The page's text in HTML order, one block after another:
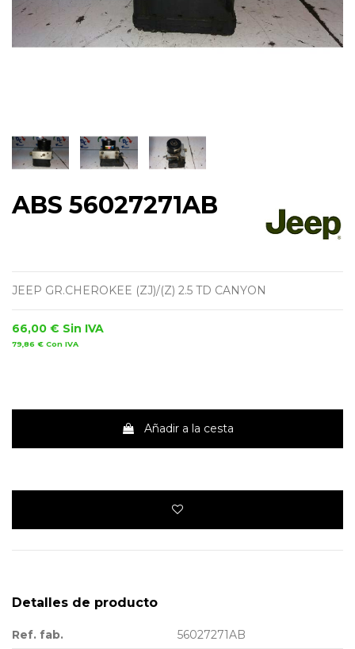
ABS 56027271AB
JEEP GR.CHEROKEE (ZJ)/(Z) 2.5 TD CANYON
66,00 € Sin IVA
79,86 € Con IVA
Añadir a la cesta
Detalles de producto
Ref. fab.
56027271AB